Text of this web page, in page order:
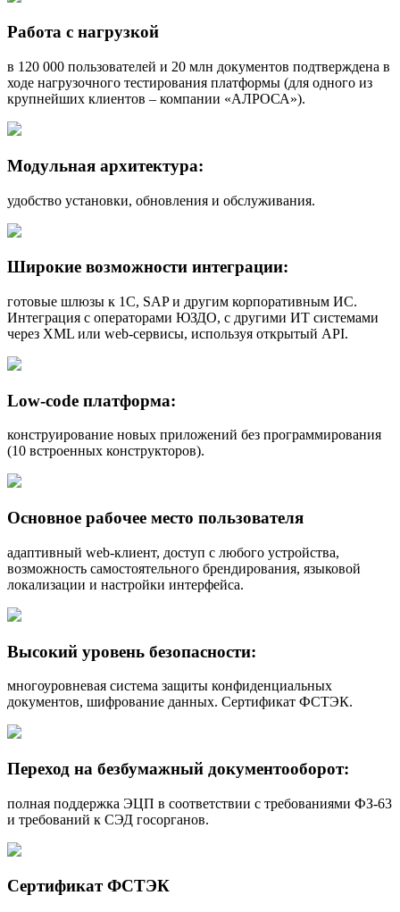
Работа с нагрузкой
в 120 000 пользователей и 20 млн документов подтверждена в
ходе нагрузочного тестирования платформы (для одного из
крупнейших клиентов – компании «АЛРОСА»).
Модульная архитектура:
удобство установки, обновления и обслуживания.
Широкие возможности интеграции:
готовые шлюзы к 1С, SAP и другим корпоративным ИС.
Интеграция с операторами ЮЗДО, с другими ИТ системами
через XML или web-сервисы, используя открытый API.
Low-code платформа:
конструирование новых приложений без программирования
(10 встроенных конструкторов).
Основное рабочее место пользователя
адаптивный web-клиент, доступ с любого устройства,
возможность самостоятельного брендирования, языковой
локализации и настройки интерфейса.
Высокий уровень безопасности:
многоуровневая система защиты конфиденциальных
документов, шифрование данных. Сертификат ФСТЭК.
Переход на безбумажный документооборот:
полная поддержка ЭЦП в соответствии с требованиями ФЗ-63
и требований к СЭД госорганов.
Сертификат ФСТЭК